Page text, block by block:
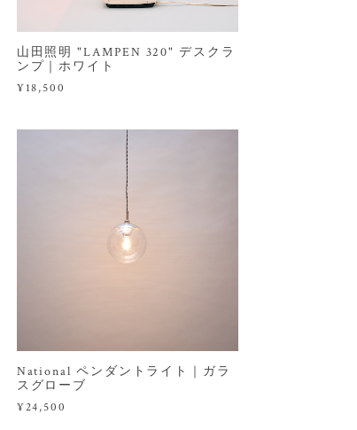
山田照明 "LAMPEN 320" デスクラ
ンプ｜ホワイト
¥18,500
National ペンダントライト｜ガラ
スグローブ
¥24,500